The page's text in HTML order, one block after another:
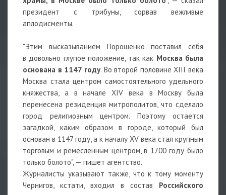
президент с трибуны, сорвав вежливые
аплодисменты.
"Этим высказыванием Порошенко поставил себя
в довольно глупое положение, так как Москва была
основана в 1147 году. Во второй половине XIII века
Москва стала центром самостоятельного удельного
княжества, а в начале XIV века в Москву была
перенесена резиденция митрополитов, что сделало
город религиозным центром. Поэтому остается
загадкой, каким образом в городе, который был
основан в 1147 году, а к началу XV века стал крупным
торговым и ремесленным центром, в 1700 году было
только болото", — пишет агентство.
Журналисты указывают также, что к тому моменту
Чернигов, кстати, входил в состав Российского